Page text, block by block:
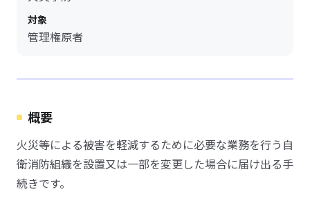
対象
管理権原者
概要
火災等による被害を軽減するために必要な業務を行う自
衛消防組織を設置又は一部を変更した場合に届け出る手
続きです。